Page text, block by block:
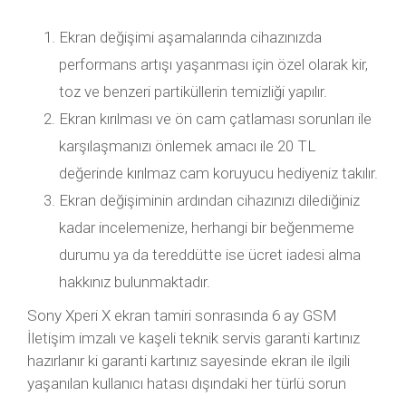
Ekran değişimi aşamalarında cihazınızda
performans artışı yaşanması için özel olarak kir,
toz ve benzeri partiküllerin temizliği yapılır.
Ekran kırılması ve ön cam çatlaması sorunları ile
karşılaşmanızı önlemek amacı ile 20 TL
değerinde kırılmaz cam koruyucu hediyeniz takılır.
Ekran değişiminin ardından cihazınızı dilediğiniz
kadar incelemenize, herhangi bir beğenmeme
durumu ya da tereddütte ise ücret iadesi alma
hakkınız bulunmaktadır.
Sony Xperi X ekran tamiri sonrasında 6 ay GSM
İletişim imzalı ve kaşeli teknik servis garanti kartınız
hazırlanır ki garanti kartınız sayesinde ekran ile ilgili
yaşanılan kullanıcı hatası dışındaki her türlü sorun